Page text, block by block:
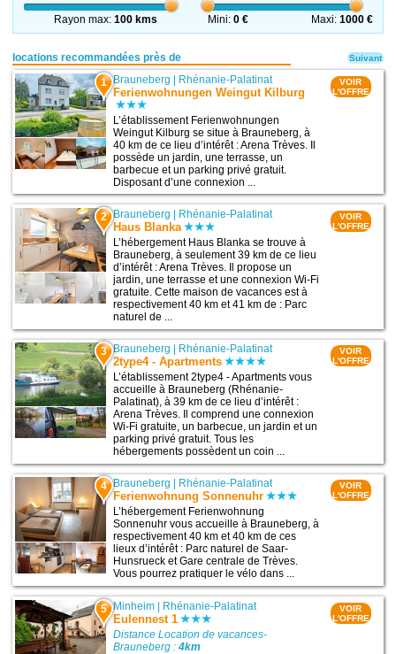
Rayon max:100 kms Mini:0 € Maxi: 1000 €
locations recommandées près de
1 Brauneberg | Rhénanie-Palatinat
Ferienwohnungen Weingut Kilburg
L’établissement Ferienwohnungen
Weingut Kilburg se situe à Brauneberg, à
40 km de ce lieu d’intérêt : Arena Trèves. Il
possède un jardin, une terrasse, un
barbecue et un parking privé gratuit.
Disposant d’une connexion ...
VOIR
L'OFFRE
2 Brauneberg Rhénanie-Palatinat
Haus Blanka
L’hébergement Haus Blanka se trouve à
Brauneberg, à seulement 39 km de ce lieu
d’intérêt : Arena Trèves. Il propose un
jardin, une terrasse et une connexion Wi-Fi
gratuite. Cette maison de vacances est à
respectivement 40 km et 41 km de : Parc
naturel de ...
VOIR
L'OFFRE
3 Brauneberg Rhénanie-Palatinat
2type4 - Apartments
L’établissement 2type4 - Apartments vous
accueille à Brauneberg (Rhénanie-
Palatinat), à 39 km de ce lieu d’intérêt :
Arena Trèves. Il comprend une connexion
Wi-Fi gratuite, un barbecue, un jardin et un
parking privé gratuit. Tous les
hébergements possèdent un coin ...
VOIR
L'OFFRE
4 Brauneberg Rhénanie-Palatinat
Ferienwohnung Sonnenuhr
L’hébergement Ferienwohnung
Sonnenuhr vous accueille à Brauneberg, à
respectivement 40 km et 40 km de ces
lieux d’intérêt : Parc naturel de Saar-
Hunsrueck et Gare centrale de Trèves.
Vous pourrez pratiquer le vélo dans ...
VOIR
L'OFFRE
5 Minheim | Rhénanie-Palatinat
Eulennest 1
Distance Location de vacances-
Brauneberg :4km
VOIR
L'OFFRE
Suivant